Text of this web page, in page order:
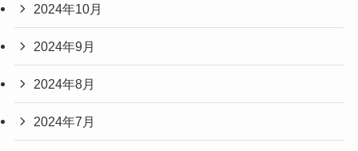
2024年10月
2024年9月
2024年8月
2024年7月